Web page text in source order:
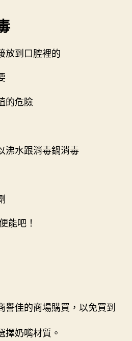
放到口腔裡的
的危險
沸水跟消毒鍋消毒
能吧！
佳的商場購買，以免買到
奶嘴材質。